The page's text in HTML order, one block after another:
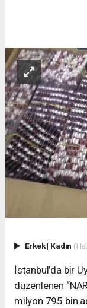
Erkek| Kadın
İstanbul’da bir
düzenlenen
milyon 795 bin